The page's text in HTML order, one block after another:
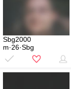
Sbg2000
m·26·Sbg